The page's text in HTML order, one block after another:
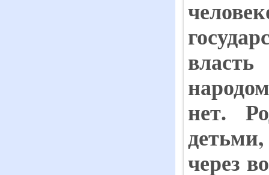
нет.
через